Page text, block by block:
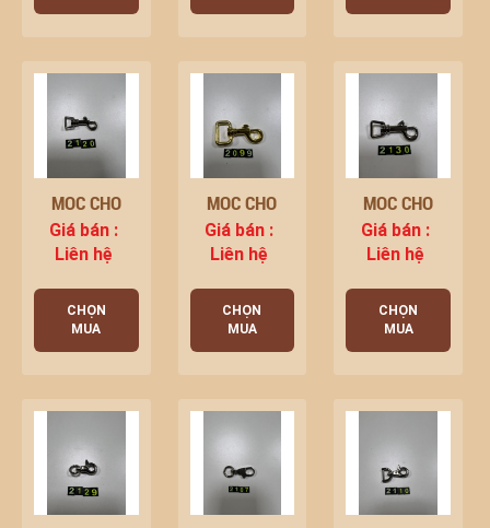
MÓC CHÓ
Giá bán :
Liên hệ
CHỌN
MUA
MÓC CHÓ
Giá bán :
Liên hệ
CHỌN
MUA
MÓC CHÓ
Giá bán :
Liên hệ
CHỌN
MUA